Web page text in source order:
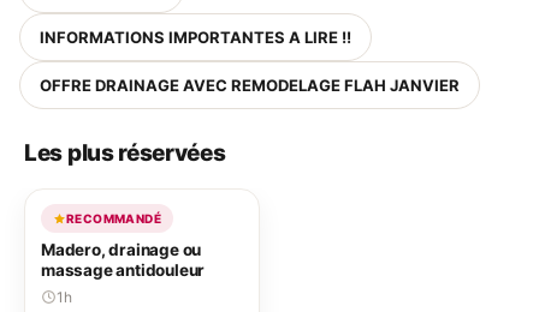
INFORMATIONS IMPORTANTES A LIRE !!
OFFRE DRAINAGE AVEC REMODELAGE FLAH JANVIER
Les plus réservées
RECOMMANDÉ
Madero, drainage ou
massage antidouleur
1h